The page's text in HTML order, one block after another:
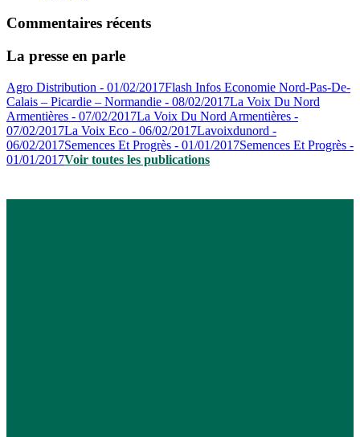
Commentaires récents
La presse en parle
Agro Distribution - 01/02/2017Flash Infos Economie Nord-Pas-De-
Calais – Picardie – Normandie - 08/02/2017La Voix Du Nord
Armentières - 07/02/2017La Voix Du Nord Armentières -
07/02/2017La Voix Eco - 06/02/2017Lavoixdunord -
06/02/2017Semences Et Progrès - 01/01/2017Semences Et Progrès -
01/01/2017Voir toutes les publications